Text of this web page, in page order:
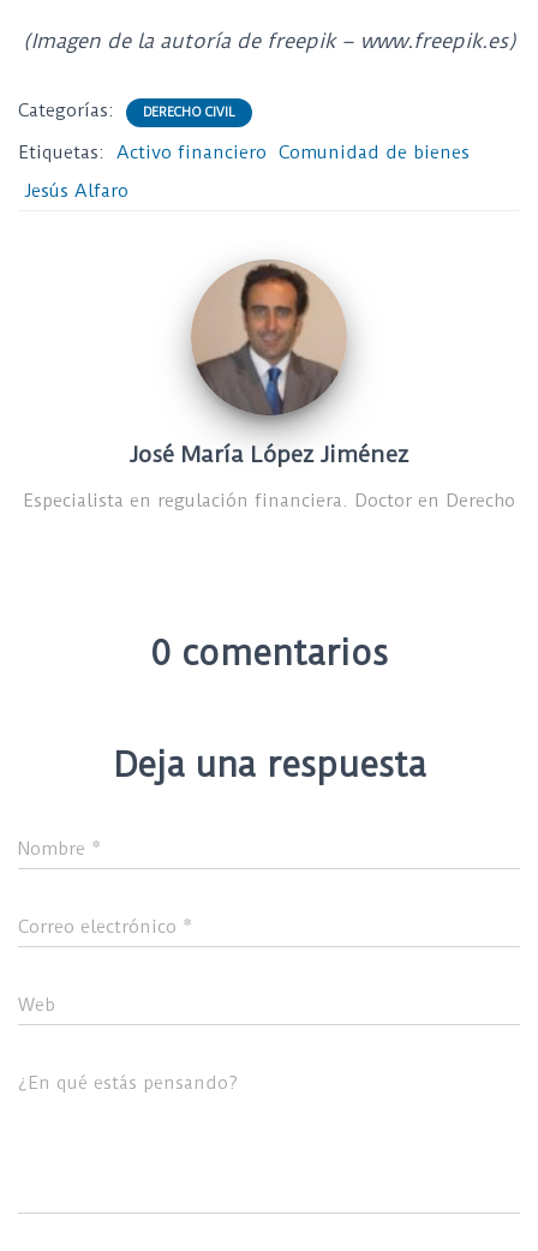
(Imagen de la autoría de freepik – www.freepik.es)
Categorías: DERECHO CIVIL
Etiquetas: Activo financiero
Comunidad de bienes
Jesús Alfaro
José María López Jiménez
Especialista en regulación financiera. Doctor en Derecho
0 comentarios
Deja una respuesta
Nombre *
Correo electrónico *
Web
¿En qué estás pensando?